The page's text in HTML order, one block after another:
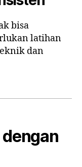
bisa
latihan
dan